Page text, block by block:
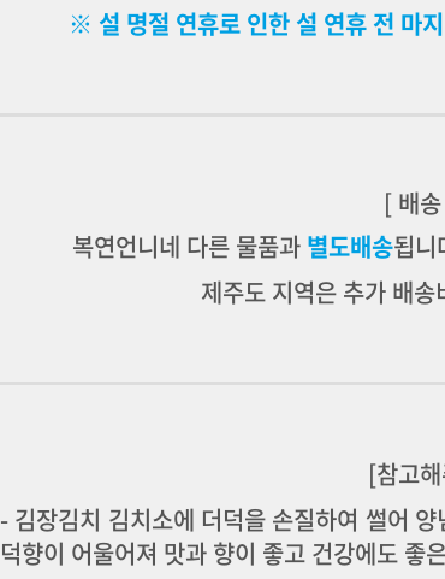
※ 설 명절 연휴로 인한 설 연휴 전 마
[ 배
복연언니네 다른 물품과 별도배송됩니
제주도 지역은 추가 배
[참고
- 김장김치 김치소에 더덕을 손질하여 썰어 양
덕향이 어울어져 맛과 향이 좋고 건강에도 좋